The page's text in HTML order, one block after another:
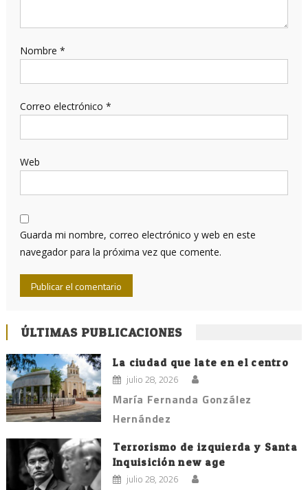
Nombre *
Correo electrónico *
Web
Guarda mi nombre, correo electrónico y web en este
navegador para la próxima vez que comente.
ÚLTIMAS PUBLICACIONES
La ciudad que late en el centro
julio 28, 2026
María Fernanda González
Hernández
Terrorismo de izquierda y Santa
Inquisición new age
julio 28, 2026